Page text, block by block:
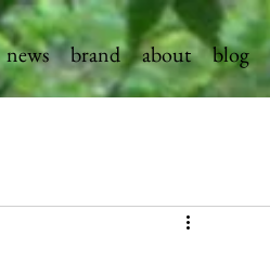
news brand about blog